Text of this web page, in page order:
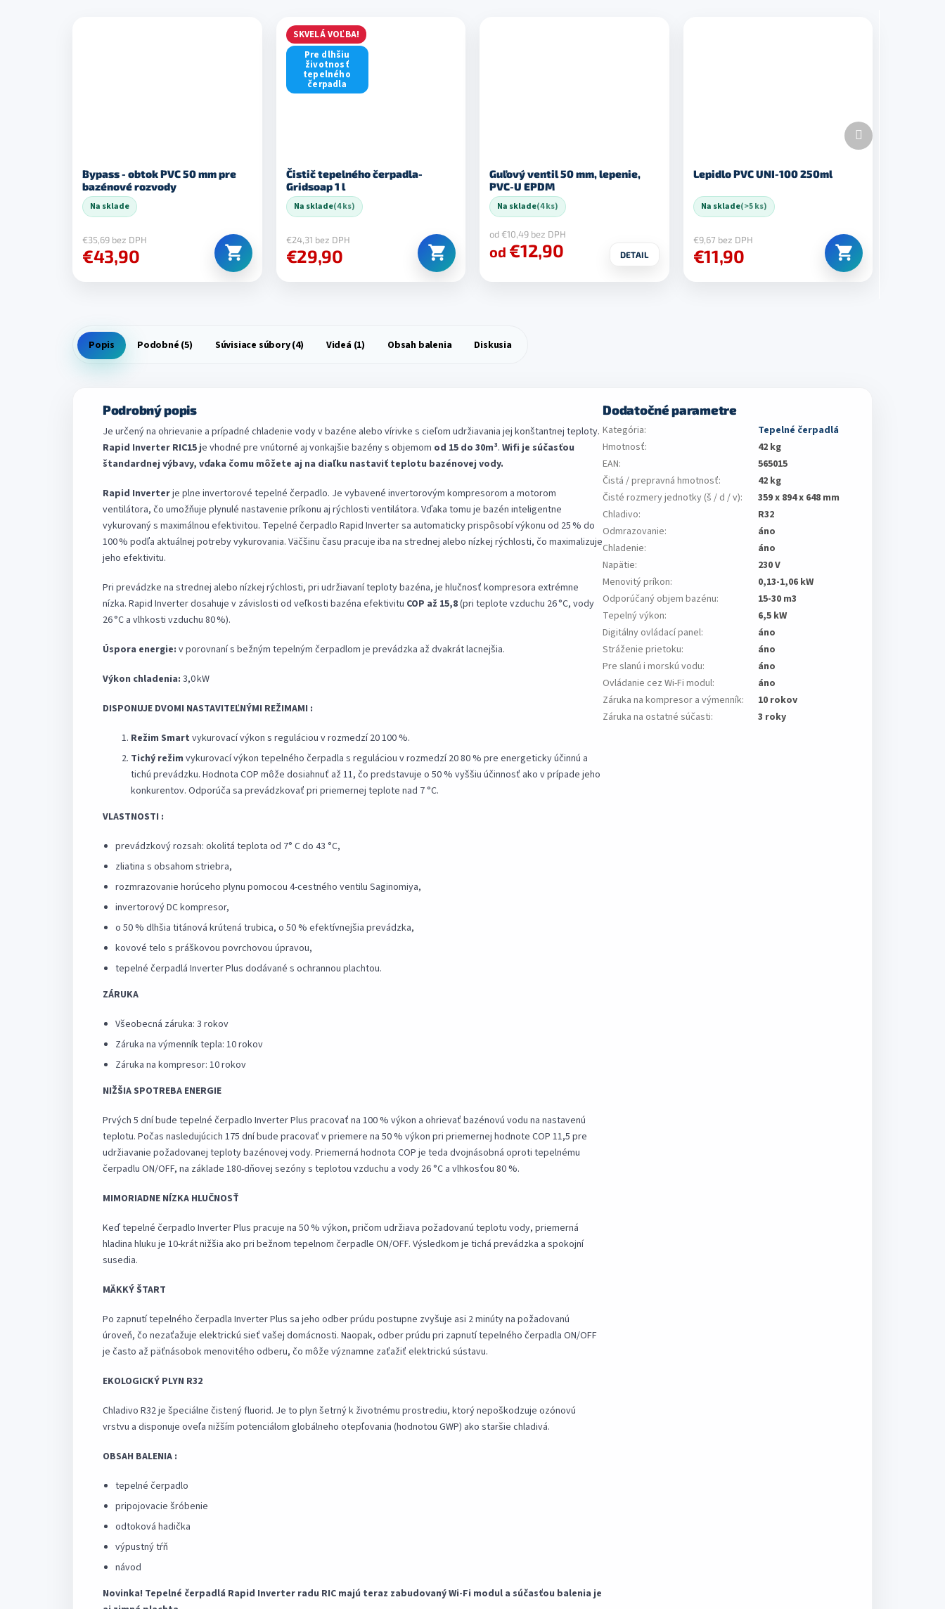
Bypass - obtok PVC 50 mm pre
bazénové rozvody
Na sklade
€35,69 bez DPH
€43,90
SKVELÁ VOĽBA!
Pre dlhšiu
životnosť
tepelného
čerpadla
Čistič tepelného čerpadla-
Gridsoap 1 l
Na sklade(4 ks)
€24,31 bez DPH
€29,90
Guľový ventil 50 mm, lepenie,
PVC-U EPDM
Na sklade(4 ks)
od €10,49 bez DPH
od €12,90 DETAIL
Lepidlo PVC UNI-100 250ml
Na sklade(>5 ks)
€9,67 bez DPH
€11,90
Ďalší
produkt
Popis Podobné (5) Súvisiace súbory (4) Videá (1) Obsah balenia Diskusia
Podrobný popis
Je určený na ohrievanie a prípadné chladenie vody v bazéne alebo vírivke s cieľom udržiavania jej konštantnej teploty.
Rapid Inverter RIC15 je vhodné pre vnútorné aj vonkajšie bazény s objemom od 15 do 30m³. Wifi je súčasťou
štandardnej výbavy, vďaka čomu môžete aj na diaľku nastaviť teplotu bazénovej vody.
Rapid Inverterje plne invertorové tepelné čerpadlo. Je vybavené invertorovým kompresorom a motorom
ventilátora, čo umožňuje plynulé nastavenie príkonu aj rýchlosti ventilátora. Vďaka tomu je bazén inteligentne
vykurovaný s maximálnou efektivitou. Tepelné čerpadlo Rapid Inverter sa automaticky prispôsobí výkonu od 25 % do
100 % podľa aktuálnej potreby vykurovania. Väčšinu času pracuje iba na strednej alebo nízkej rýchlosti, čo maximalizuje
jeho efektivitu.
Pri prevádzke na strednej alebo nízkej rýchlosti, pri udržiavaní teploty bazéna, je hlučnosť kompresora extrémne
nízka. Rapid Inverter dosahuje v závislosti od veľkosti bazéna efektivitu COP až 15,8(pri teplote vzduchu 26 °C, vody
26 °C a vlhkosti vzduchu 80 %).
Úspora energie: v porovnaní s bežným tepelným čerpadlom je prevádzka až dvakrát lacnejšia.
Výkon chladenia: 3,0 kW
DISPONUJE DVOMI NASTAVITEĽNÝMI REŽIMAMI :
Režim Smart vykurovací výkon s reguláciou v rozmedzí 20 100 %.
Tichý režim vykurovací výkon tepelného čerpadla s reguláciou v rozmedzí 20 80 % pre energeticky účinnú a
tichú prevádzku. Hodnota COP môže dosiahnuť až 11, čo predstavuje o 50 % vyššiu účinnosť ako v prípade jeho
konkurentov. Odporúča sa prevádzkovať pri priemernej teplote nad 7 °C.
VLASTNOSTI :
prevádzkový rozsah: okolitá teplota od 7° C do 43 °C,
zliatina s obsahom striebra,
rozmrazovanie horúceho plynu pomocou 4‐cestného ventilu Saginomiya,
invertorový DC kompresor,
o 50 % dlhšia titánová krútená trubica, o 50 % efektívnejšia prevádzka,
kovové telo s práškovou povrchovou úpravou,
tepelné čerpadlá Inverter Plus dodávané s ochrannou plachtou.
ZÁRUKA
Všeobecná záruka: 3 rokov
Záruka na výmenník tepla: 10 rokov
Záruka na kompresor: 10 rokov
NIŽŠIA SPOTREBA ENERGIE
Prvých 5 dní bude tepelné čerpadlo Inverter Plus pracovať na 100 % výkon a ohrievať bazénovú vodu na nastavenú
teplotu. Počas nasledujúcich 175 dní bude pracovať v priemere na 50 % výkon pri priemernej hodnote COP 11,5 pre
udržiavanie požadovanej teploty bazénovej vody. Priemerná hodnota COP je teda dvojnásobná oproti tepelnému
čerpadlu ON/OFF, na základe 180-dňovej sezóny s teplotou vzduchu a vody 26 °C a vlhkosťou 80 %.
MIMORIADNE NÍZKA HLUČNOSŤ
Keď tepelné čerpadlo Inverter Plus pracuje na 50 % výkon, pričom udržiava požadovanú teplotu vody, priemerná
hladina hluku je 10-krát nižšia ako pri bežnom tepelnom čerpadle ON/OFF. Výsledkom je tichá prevádzka a spokojní
susedia.
MÄKKÝ ŠTART
Po zapnutí tepelného čerpadla Inverter Plus sa jeho odber prúdu postupne zvyšuje asi 2 minúty na požadovanú
úroveň, čo nezaťažuje elektrickú sieť vašej domácnosti. Naopak, odber prúdu pri zapnutí tepelného čerpadla ON/OFF
je často až päťnásobok menovitého odberu, čo môže významne zaťažiť elektrickú sústavu.
EKOLOGICKÝ PLYN R32
Chladivo R32 je špeciálne čistený fluorid. Je to plyn šetrný k životnému prostrediu, ktorý nepoškodzuje ozónovú
vrstvu a disponuje oveľa nižším potenciálom globálneho otepľovania (hodnotou GWP) ako staršie chladivá.
OBSAH BALENIA :
tepelné čerpadlo
pripojovacie šróbenie
odtoková hadička
výpustný tŕň
návod
Novinka! Tepelné čerpadlá Rapid Inverter radu RIC majú teraz zabudovaný Wi-Fi modul a súčasťou balenia je
Dodatočné parametre
Kategória:
Tepelné čerpadlá
Hmotnosť:
42 kg
EAN:
565015
Čistá / prepravná hmotnosť:
42 kg
Čisté rozmery jednotky (š / d / v):
359 x 894 x 648 mm
Chladivo:
R32
Odmrazovanie:
áno
Chladenie:
áno
Napätie:
230 V
Menovitý príkon:
0,13-1,06 kW
Odporúčaný objem bazénu:
15-30 m3
Tepelný výkon:
6,5 kW
Digitálny ovládací panel:
áno
Stráženie prietoku:
áno
Pre slanú i morskú vodu:
áno
Ovládanie cez Wi-Fi modul:
áno
Záruka na kompresor a výmenník:
10 rokov
Záruka na ostatné súčasti: 3 roky